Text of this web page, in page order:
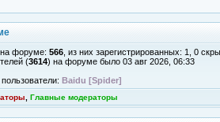
форуме: 566 , из них зарегистрированных: 1, 0
(3614) на форуме было 03 авг 2026, 06:33
Baidu [Spider]
Главные модераторы